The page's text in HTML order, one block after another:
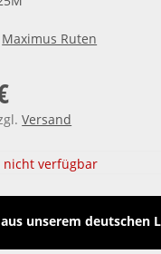
Maximus Ruten
Versand
nicht verfügbar
unserem deutschen